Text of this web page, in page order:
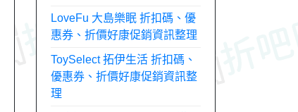
LoveFu 大島樂眠 折扣碼、優
惠券、折價好康促銷資訊整理
ToySelect 拓伊生活 折扣碼、
優惠券、折價好康促銷資訊整
理